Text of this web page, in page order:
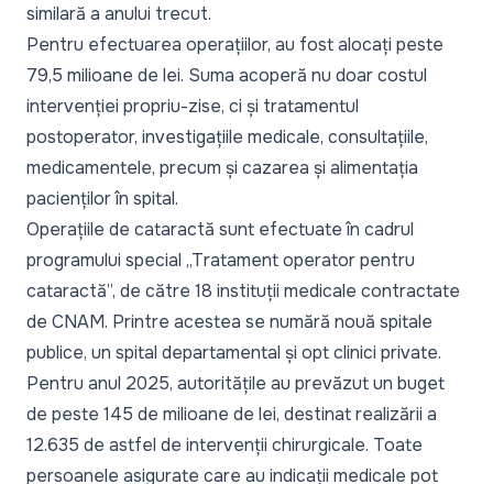
similară a anului trecut.
Pentru efectuarea operațiilor, au fost alocați peste
79,5 milioane de lei. Suma acoperă nu doar costul
intervenției propriu-zise, ci și tratamentul
postoperator, investigațiile medicale, consultațiile,
medicamentele, precum și cazarea și alimentația
pacienților în spital.
Operațiile de cataractă sunt efectuate în cadrul
programului special „Tratament operator pentru
cataractă”, de către 18 instituții medicale contractate
de CNAM. Printre acestea se numără nouă spitale
publice, un spital departamental și opt clinici private.
Pentru anul 2025, autoritățile au prevăzut un buget
de peste 145 de milioane de lei, destinat realizării a
12.635 de astfel de intervenții chirurgicale. Toate
persoanele asigurate care au indicații medicale pot